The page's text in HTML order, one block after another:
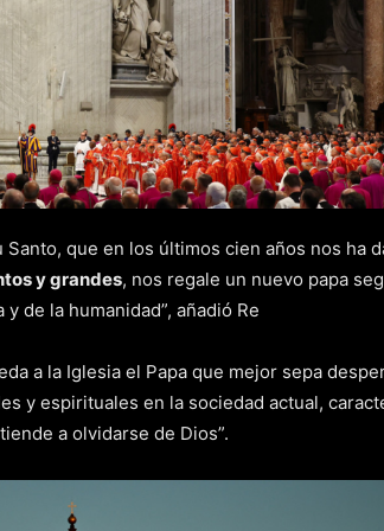
que en los últimos cien años nos ha
y grandes, nos regale un nuevo papa
de la humanidad”, añadió Re
a la Iglesia el Papa que mejor sepa
y espirituales en la sociedad actual,
a olvidarse de Dios”.